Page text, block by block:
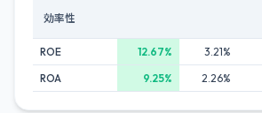
効率性
ROE 12.67% 3.21%
ROA
9.25% 2.26%